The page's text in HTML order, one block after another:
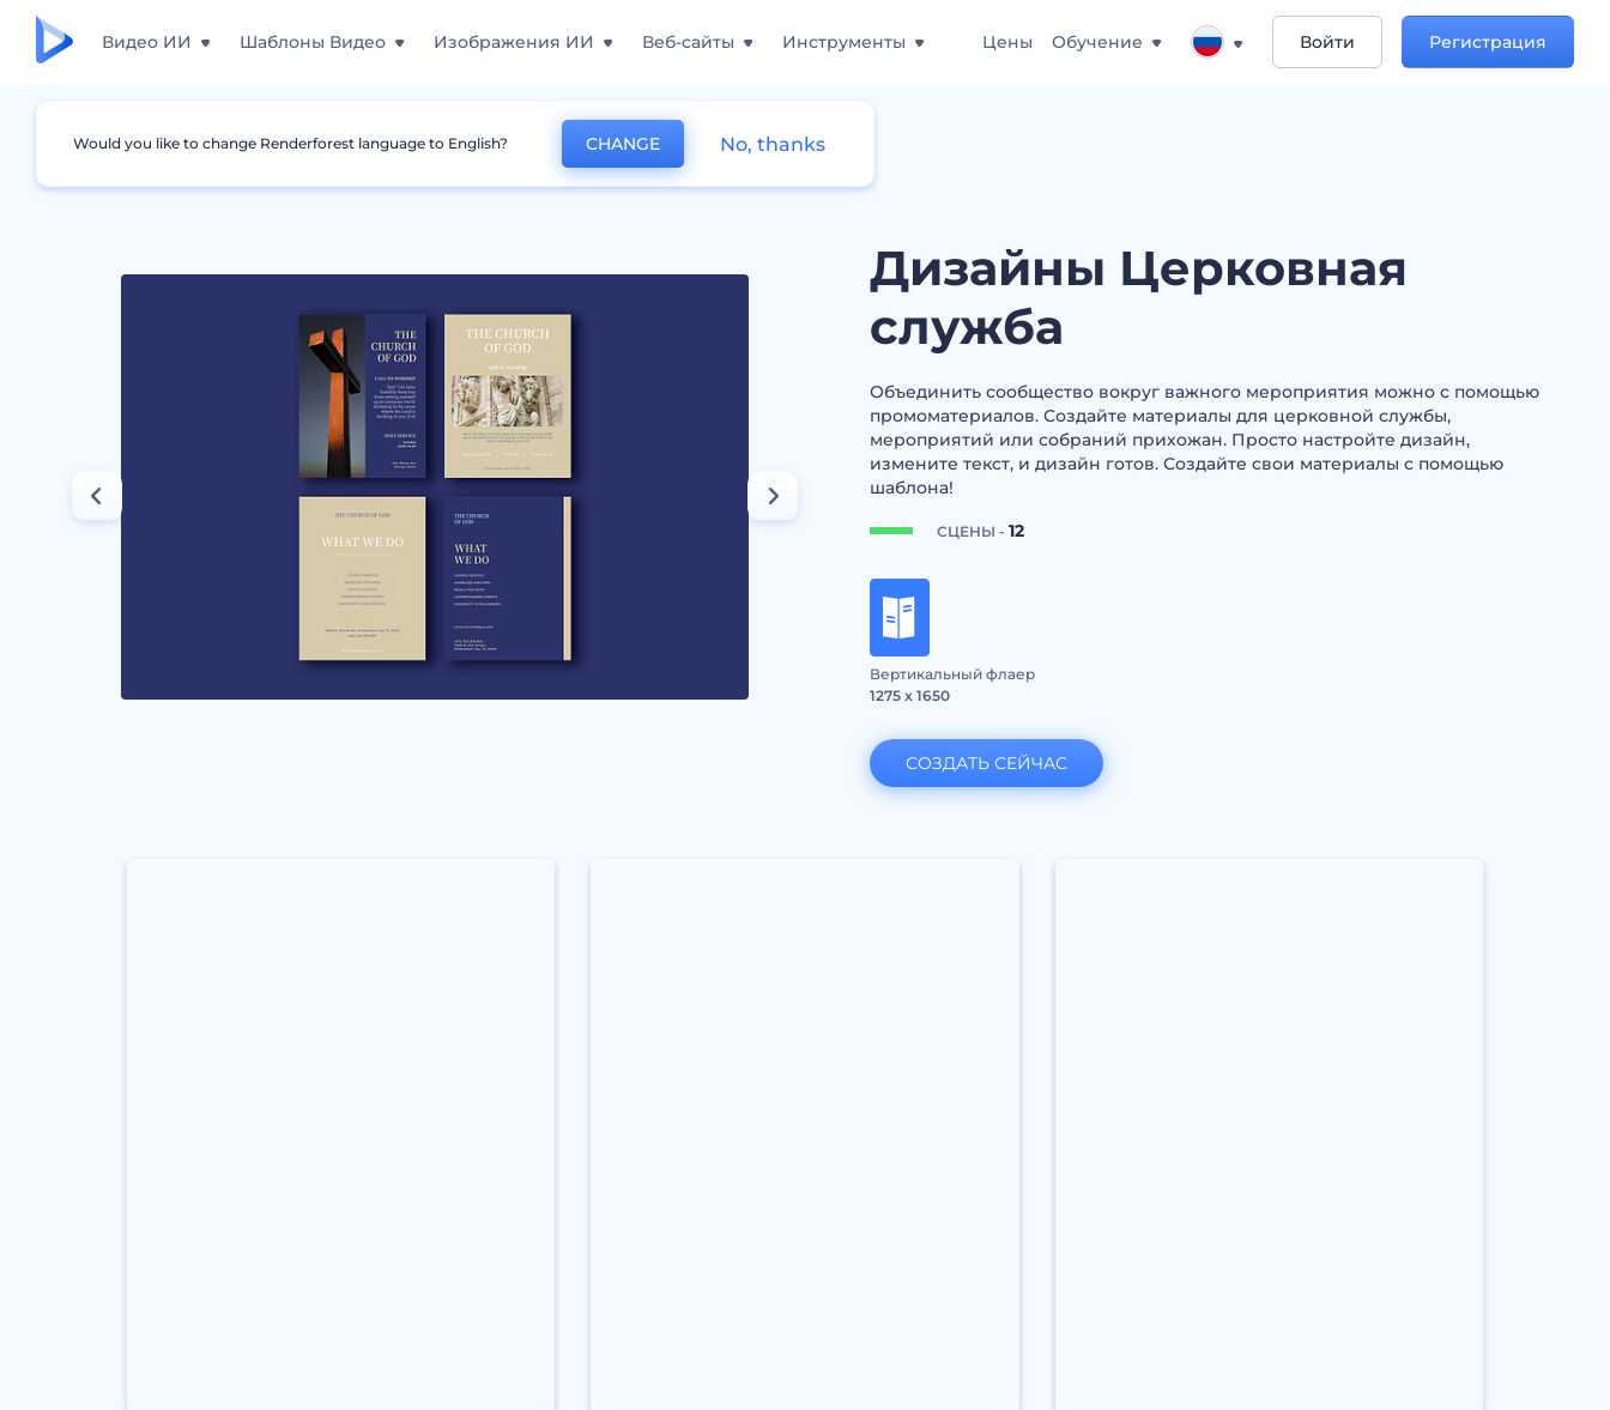
Видео ИИ Шаблоны Видео Изображения ИИ Веб-сайты Инструменты Цены Обучение Войти Регистрация
Дизайны Флаеры Дизайны Церковная служба
Дизайны Церковная
служба
Объединить сообщество вокруг важного мероприятия можно с помощью
промоматериалов. Создайте материалы для церковной службы,
мероприятий или собраний прихожан. Просто настройте дизайн,
измените текст, и дизайн готов. Создайте свои материалы с помощью
шаблона!
СЦЕНЫ - 12
Вертикальный флаер
1275 x 1650
СОЗДАТЬ СЕЙЧАС
Would you like to change Renderforest language to English? CHANGE No, thanks